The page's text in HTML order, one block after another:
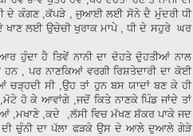
ਦੇ ਕੰਗਣ ,ਕੱਪੜੇ , ਜੁਆਈ ਲਈ ਸੋਨੇ ਦੈ ਮੁੰਦਰੀ ਧੀ
ਲਈ ਉਚੇਚੀ ਖੁਰਾਕ ਮਾਪੇ , ਧੀ ਦੇ ਸਹੁਰੇ ਘਰ
ਹੁੰਦਾ ਹੈ ਤਿਵੇਂ ਨਾਨੀ ਦਾ ਦੋਹਤੇ ਦੁੋਹਤੀਆਂ ਨਾਲ
, ਪਰ ਨਾਣਕਿਆਂ ਵਰਗੀ ਰਿਸ਼ਤੇਦਾਰੀ ਦਾ ਕੋਈ
ਚੜ੍ਹਦੀ ਸੀ ,ਉਹ ਤਾਂ ਹੁਨ ਬਸ ਯਾਦਾਂ ਬਣ ਕੇ ਹੀ
ਹੋ ਕੇ ਆਵਾਂਗੇ ,ਜਦੋਂ ਕਿਤੇ ਨਾਣਕੇ ਪਿੰਡ ਜਾਂਦੇ ਤਾਂ
,ਮਖਾਣੇ ,ਕਦੇ ,ਲੱਸੀ ਵਿਚ ਮੱਖਣ ਸ਼ੱਕਰ ਪਾਕੇ ਜਦ
ਦੀ ਚੁੰਨੀ ਦਾ ਪੱਲਾ ਫੜਕੇ ਉਸ ਦੇ ਆਲੇ ਦੁਆਲੇ ਗੇੜੇ